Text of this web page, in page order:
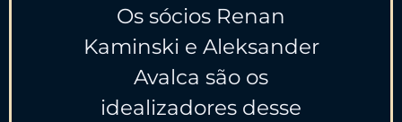
Os sócios Renan
Kaminski e Aleksander
Avalca são os
idealizadores desse